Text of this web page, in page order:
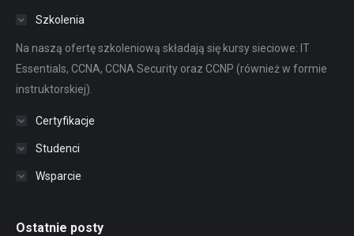
Szkolenia
Na naszą ofertę szkoleniową składają się kursy sieciowe: IT
Essentials, CCNA, CCNA Security oraz CCNP (również w formie
instruktorskiej).
Certyfikacje
Studenci
Wsparcie
Ostatnie posty